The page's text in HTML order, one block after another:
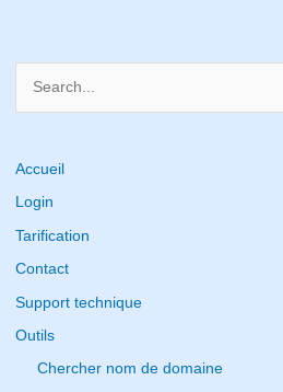
r
c
r
:
Accueil
Login
Tarification
Contact
Support technique
Outils
Chercher nom de domaine